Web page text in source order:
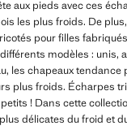
aux pieds avec ces
les plus froids. De
pour filles
modèles :
les chapeaux
plus froids. Écharpes
! Dans cette
délicates du froid et